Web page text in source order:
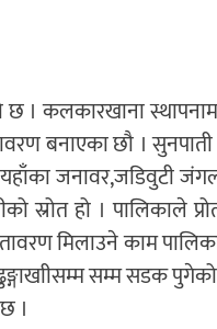
छ । कलकारखाना
बनाएका छौ ।
जनावर,जडिवुटी
स्रोत हो । पालिकाले
मिलाउने काम
सम्म सडक
।